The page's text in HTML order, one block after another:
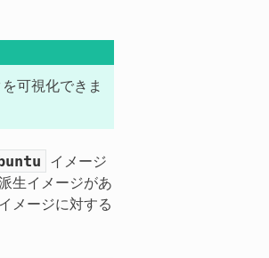
可視化できま
イメージ
生イメージがあ
メージに対する